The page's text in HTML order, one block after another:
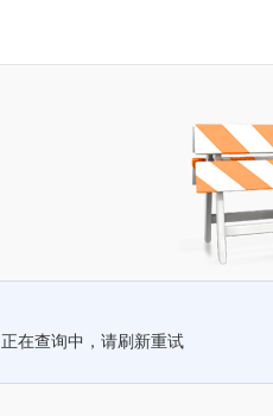
正在查询中，请刷新重试